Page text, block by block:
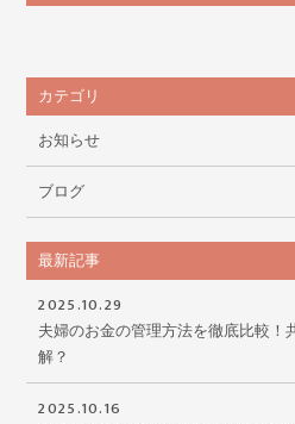
カテゴリ
お知らせ
ブログ
最新記事
2025.10.29
夫婦のお金の管理方法を徹底比較！
解？
2025.10.16